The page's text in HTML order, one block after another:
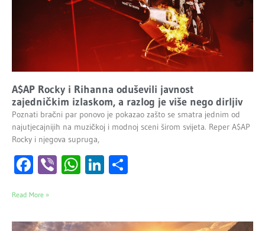
A$AP Rocky i Rihanna oduševili javnost
zajedničkim izlaskom, a razlog je više nego dirljiv
Poznati bračni par ponovo je pokazao zašto se smatra jednim od
najutjecajnijih na muzičkoj i modnoj sceni širom svijeta. Reper A$AP
Rocky i njegova supruga,
Facebook
ViberWhatsApp
LinkedIn
Read More »